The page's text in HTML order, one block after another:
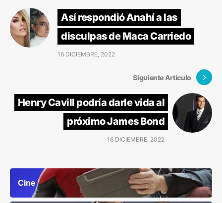
Así respondió Anahí a las
disculpas de Maca Carriedo
16 DICIEMBRE, 2022
Siguiente Artículo
Henry Cavill podría darle vida al
próximo James Bond
16 DICIEMBRE, 2022
Cine